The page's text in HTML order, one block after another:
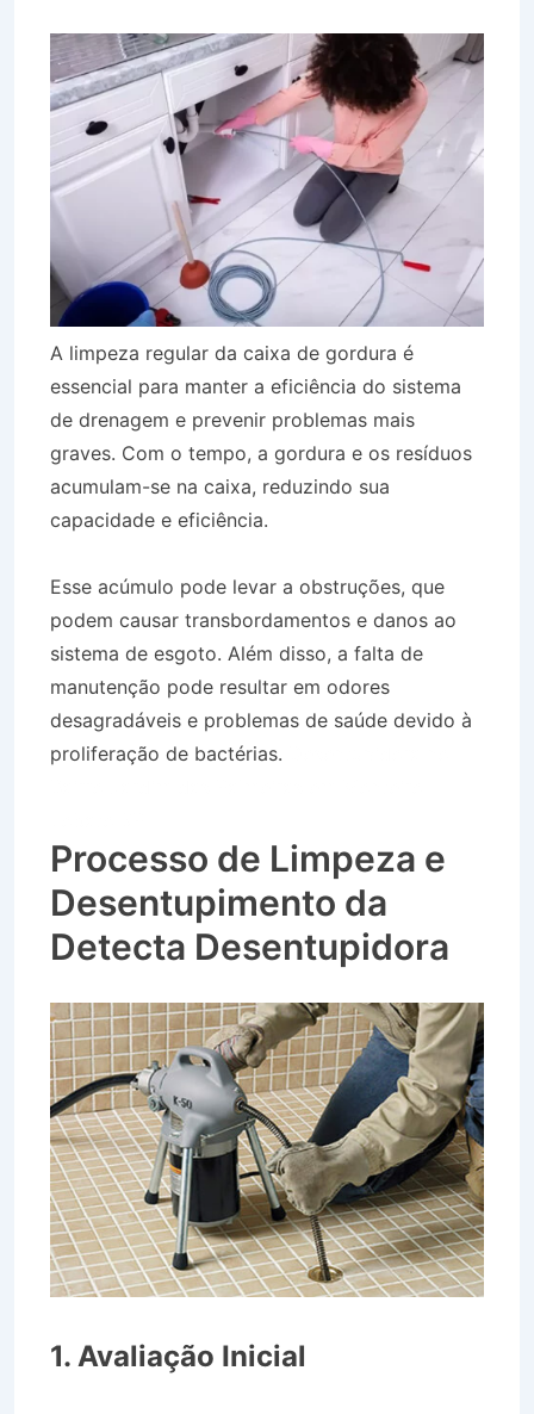
A limpeza regular da caixa de gordura é
essencial para manter a eficiência do sistema
de drenagem e prevenir problemas mais
graves. Com o tempo, a gordura e os resíduos
acumulam-se na caixa, reduzindo sua
capacidade e eficiência.
Esse acúmulo pode levar a obstruções, que
podem causar transbordamentos e danos ao
sistema de esgoto. Além disso, a falta de
manutenção pode resultar em odores
desagradáveis e problemas de saúde devido à
proliferação de bactérias.
Processo de Limpeza e
Desentupimento da
Detecta Desentupidora
1. Avaliação Inicial